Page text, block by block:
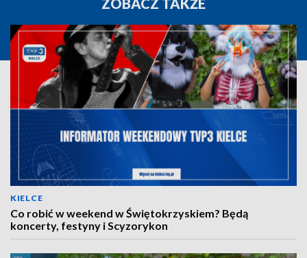
ZOBACZ TAKŻE
KIELCE
Co robić w weekend w Świętokrzyskiem? Będą
koncerty, festyny i Scyzorykon